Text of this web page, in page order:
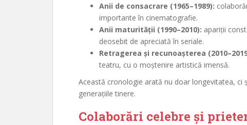
Anii de consacrare (1965–1989):
importante în cinematografie.
Anii maturității (1990–2010): apariții
deosebit de apreciată în seriale.
Retragerea și recunoașterea
teatru, cu o moștenire artistică imensă.
Această cronologie arată nu doar longevitatea, ci
generațiile tinere.
Colaborări celebre și